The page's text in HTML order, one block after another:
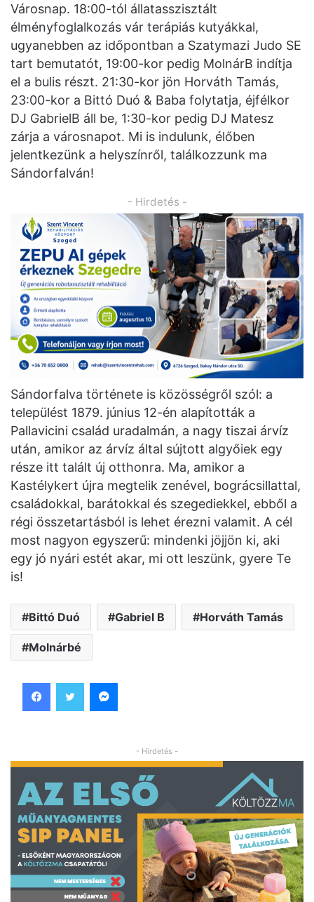
Városnap. 18:00-tól állatasszisztált
élményfoglalkozás vár terápiás kutyákkal,
ugyanebben az időpontban a Szatymazi Judo SE
tart bemutatót, 19:00-kor pedig MolnárB indítja
el a bulis részt. 21:30-kor jön Horváth Tamás,
23:00-kor a Bittó Duó & Baba folytatja, éjfélkor
DJ GabrielB áll be, 1:30-kor pedig DJ Matesz
zárja a városnapot. Mi is indulunk, élőben
jelentkezünk a helyszínről, találkozzunk ma
Sándorfalván!
- Hirdetés -
Sándorfalva története is közösségről szól: a
települést 1879. június 12-én alapították a
Pallavicini család uradalmán, a nagy tiszai árvíz
után, amikor az árvíz által sújtott algyőiek egy
része itt talált új otthonra. Ma, amikor a
Kastélykert újra megtelik zenével, bográcsillattal,
családokkal, barátokkal és szegediekkel, ebből a
régi összetartásból is lehet érezni valamit. A cél
most nagyon egyszerű: mindenki jöjjön ki, aki
egy jó nyári estét akar, mi ott leszünk, gyere Te
is!
Bittó Duó Gabriel B Horváth Tamás
Molnárbé
- Hirdetés -